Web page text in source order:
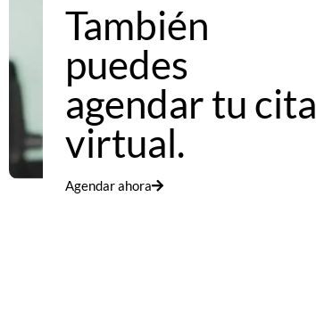
También
puedes
agendar tu cita
virtual.
Agendar ahora